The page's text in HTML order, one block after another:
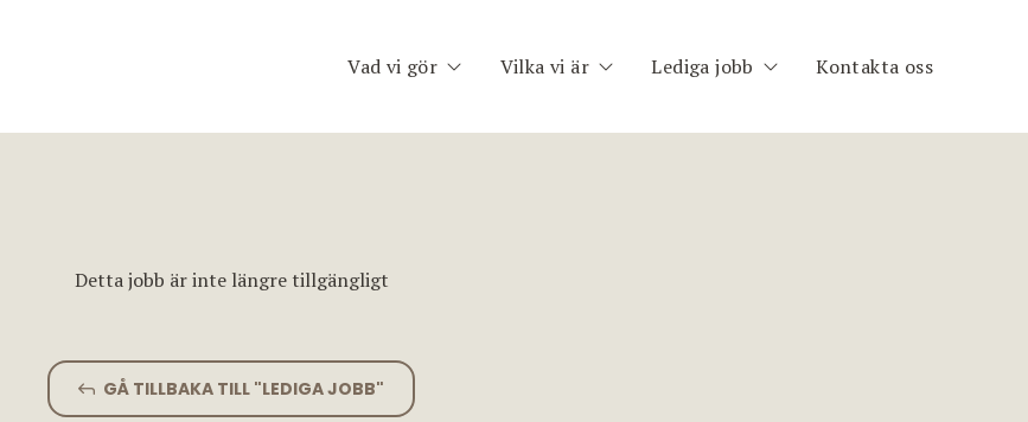
Vad vi gör
Team Assessment
Planet Consulting
Vilka vi är Lediga jobb Kontakta oss
Detta jobb är inte längre tillgängligt
GÅ TILLBAKA TILL "LEDIGA JOBB"